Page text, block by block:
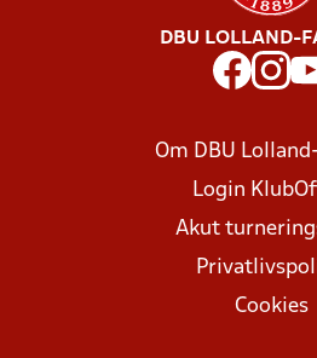
DBU LOLLAND-
Om DBU
Login
Akut
Cookies